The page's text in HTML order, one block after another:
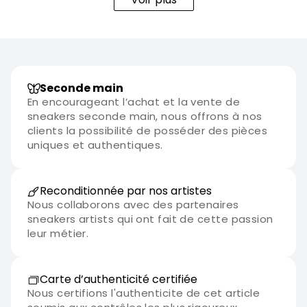
conservant une qualité irréprochable.
Seconde main
En encourageant l’achat et la vente de
sneakers seconde main, nous offrons à nos
clients la possibilité de posséder des pièces
uniques et authentiques.
Reconditionnée par nos artistes
Nous collaborons avec des partenaires
sneakers artists qui ont fait de cette passion
leur métier.
Carte d’authenticité certifiée
Nous certifions l'authenticite de cet article